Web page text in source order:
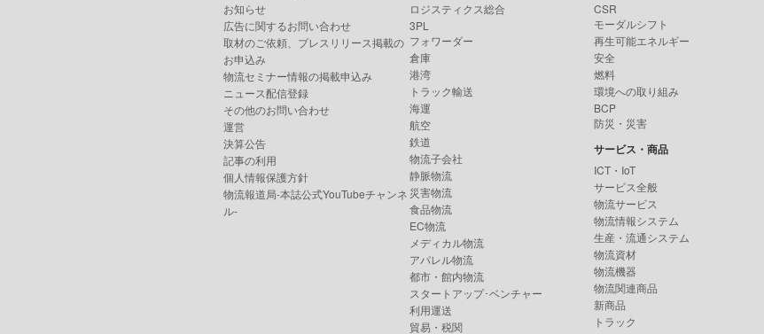
お知らせ
広告に関するお問い合わせ
取材のご依頼、プレスリリース掲載の
お申込み
物流セミナー情報の掲載申込み
ニュース配信登録
その他のお問い合わせ
運営
決算公告
記事の利用
個人情報保護方針
物流報道局-本誌公式YouTubeチャンネ
ル-
ロジスティクス総合
3PL
フォワーダー
倉庫
港湾
トラック輸送
海運
航空
鉄道
物流子会社
静脈物流
災害物流
食品物流
EC物流
メディカル物流
アパレル物流
都市・館内物流
スタートアップ･ベンチャー
利用運送
貿易・税関
CSR
モーダルシフト
再生可能エネルギー
安全
燃料
環境への取り組み
BCP
防災・災害
サービス・商品
ICT・IoT
サービス全般
物流サービス
物流情報システム
生産・流通システム
物流資材
物流機器
物流関連商品
新商品
トラック